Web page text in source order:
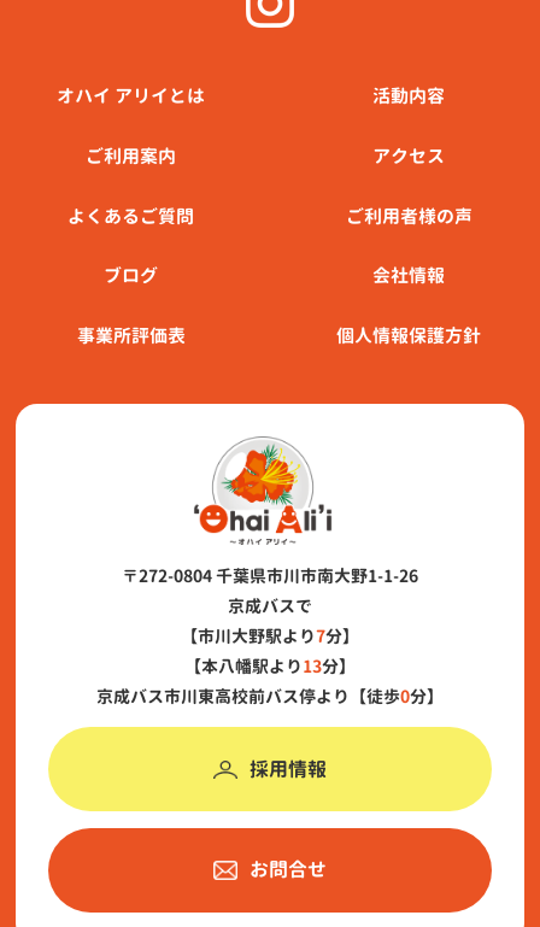
オハイ アリイとは 活動内容
ご利⽤案内 アクセス
よくあるご質問 ご利用者様の声
ブログ 会社情報
事業所評価表 個人情報保護方針
〒272-0804 千葉県市川市南大野1-1-26
京成バスで
【市川大野駅より7分】
【本八幡駅より13分】
京成バス市川東高校前バス停より【徒歩0分】
採用情報
お問合せ